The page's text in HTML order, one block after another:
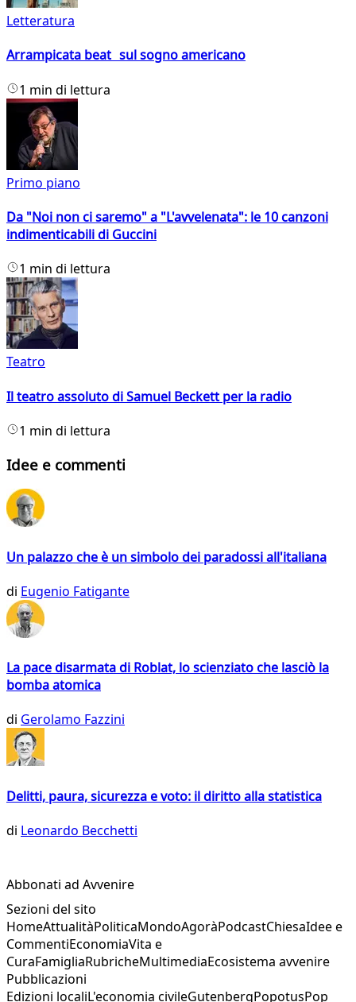
Letteratura
Arrampicata beat sul sogno americano
1 min di lettura
Primo piano
Da "Noi non ci saremo" a "L'avvelenata": le 10 canzoni
indimenticabili di Guccini
1 min di lettura
Teatro
Il teatro assoluto di Samuel Beckett per la radio
1 min di lettura
Idee e commenti
Un palazzo che è un simbolo dei paradossi all'italiana
di Eugenio Fatigante
La pace disarmata di Roblat, lo scienziato che lasciò la
bomba atomica
di Gerolamo Fazzini
Delitti, paura, sicurezza e voto: il diritto alla statistica
di Leonardo Becchetti
Abbonati ad Avvenire
Sezioni del sito
HomeAttualitàPoliticaMondoAgoràPodcastChiesaIdee e
CommentiEconomiaVita e
CuraFamigliaRubricheMultimediaEcosistema avvenire
Pubblicazioni
Edizioni localiL'economia civileGutenbergPopotusPop